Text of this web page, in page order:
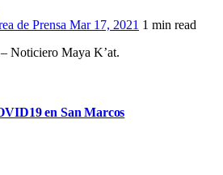
de Prensa Mar 17, 2021 1 min read
– Noticiero Maya K’at.
en San Marcos